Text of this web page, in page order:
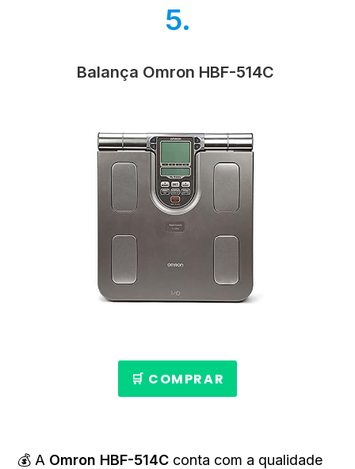
5.
Balança Omron HBF-514C
🛒 COMPRAR
💰 A Omron HBF-514C conta com a qualidade